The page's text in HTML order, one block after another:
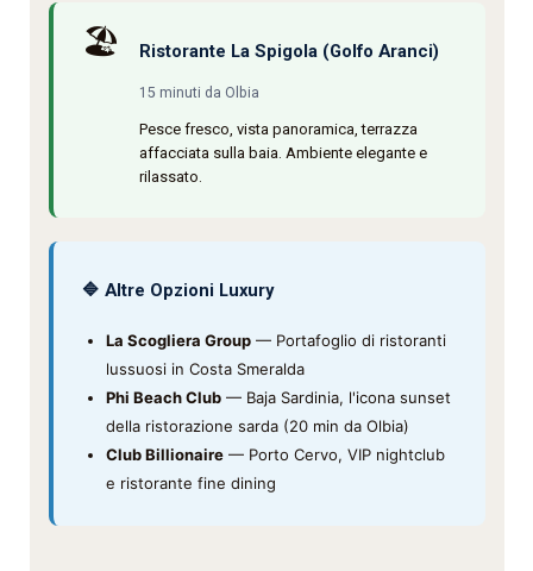
🏖️ Ristorante La Spigola (Golfo Aranci)
15 minuti da Olbia
Pesce fresco, vista panoramica, terrazza
affacciata sulla baia. Ambiente elegante e
rilassato.
🔷 Altre Opzioni Luxury
La Scogliera Group— Portafoglio di ristoranti
lussuosi in Costa Smeralda
Phi Beach Club— Baja Sardinia, l'icona sunset
della ristorazione sarda (20 min da Olbia)
Club Billionaire— Porto Cervo, VIP nightclub
e ristorante fine dining